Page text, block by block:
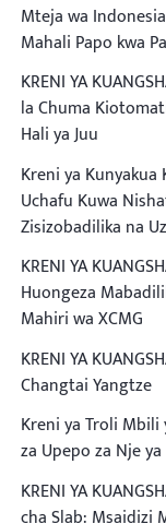
Mteja wa
Mahali Papo kwa
KRENI YA
la Chuma
Hali ya Juu
Kreni ya
Uchafu Kuwa
Zisizobadilika na
KRENI YA
Huongeza
Mahiri wa XCMG
KRENI YA
Changtai Yangtze
Kreni ya Troli
za Upepo za Nje
KRENI YA
cha Slab: Msaidizi